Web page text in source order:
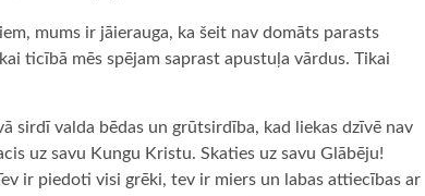
mums ir jāierauga, ka šeit nav domāts parasts
ticībā mēs spējam saprast apustuļa vārdus. Tikai
sirdī valda bēdas un grūtsirdība, kad liekas dzīvē nav
uz savu Kungu Kristu. Skaties uz savu Glābēju!
ir piedoti visi grēki, tev ir miers un labas attiecības ar